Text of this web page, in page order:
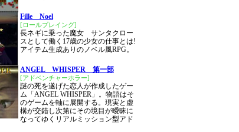
Fille Noel
[ロールプレイング]
長ネギに乗った魔女 サンタクロー
スとして働く17歳の少女の仕事とは!
アイテム生成ありのノベル風RPG。
ANGEL WHISPER 第一部
[アドベンチャーホラー]
謎の死を遂げた恋人が作成したゲー
ム「ANGEL WHISPER」。物語はそ
のゲームを軸に展開する。現実と虚
構が交錯し次第にその境目が曖昧に
なってゆくリアルミッション型アド